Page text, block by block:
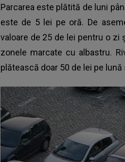
Parcarea este plătită de luni
este de 5 lei pe oră. De
valoare de 25 de lei pentru o zi
zonele marcate cu albastru.
plătească doar 50 de lei pe